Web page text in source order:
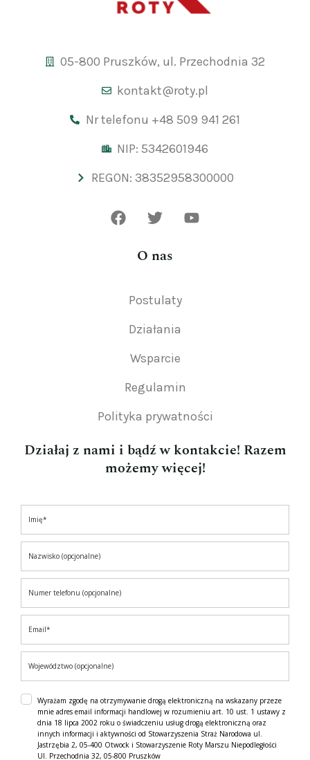
05-800 Pruszków, ul. Przechodnia 32
kontakt@roty.pl
Nr telefonu +48 509 941 261
NIP: 5342601946
REGON: 38352958300000
O nas
Postulaty
Działania
Wsparcie
Regulamin
Polityka prywatności
Działaj z nami i bądź w kontakcie! Razem
możemy więcej!
Wyrażam zgodę na otrzymywanie drogą elektroniczną na wskazany przeze
mnie adres email informacji handlowej w rozumieniu art. 10 ust. 1 ustawy z
dnia 18 lipca 2002 roku o świadczeniu usług drogą elektroniczną oraz
innych informacji i aktywności od Stowarzyszenia Straż Narodowa ul.
Jastrzębia 2, 05-400 Otwock i Stowarzyszenie Roty Marszu Niepodległości
Ul. Przechodnia 32, 05-800 Pruszków